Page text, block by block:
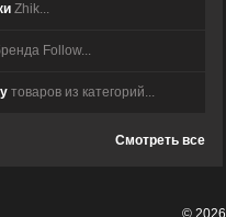
Zhik...
Follow...
товаров из категорий...
Смотреть все
© 2026